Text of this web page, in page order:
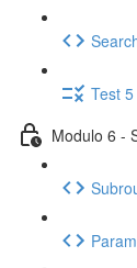
Test 5
Modulo 6 -